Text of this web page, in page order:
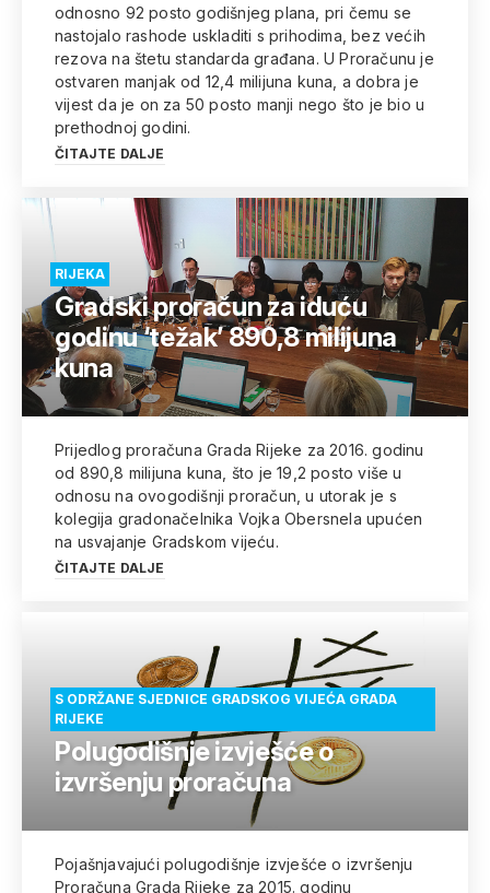
odnosno 92 posto godišnjeg plana, pri čemu se
nastojalo rashode uskladiti s prihodima, bez većih
rezova na štetu standarda građana. U Proračunu je
ostvaren manjak od 12,4 milijuna kuna, a dobra je
vijest da je on za 50 posto manji nego što je bio u
prethodnoj godini.
ČITAJTE DALJE
RIJEKA
Gradski proračun za iduću
godinu ‘težak’ 890,8 milijuna
kuna
Prijedlog proračuna Grada Rijeke za 2016. godinu
od 890,8 milijuna kuna, što je 19,2 posto više u
odnosu na ovogodišnji proračun, u utorak je s
kolegija gradonačelnika Vojka Obersnela upućen
na usvajanje Gradskom vijeću.
ČITAJTE DALJE
S ODRŽANE SJEDNICE GRADSKOG VIJEĆA GRADA
RIJEKE
Polugodišnje izvješće o
izvršenju proračuna
Pojašnjavajući polugodišnje izvješće o izvršenju
Proračuna Grada Rijeke za 2015. godinu